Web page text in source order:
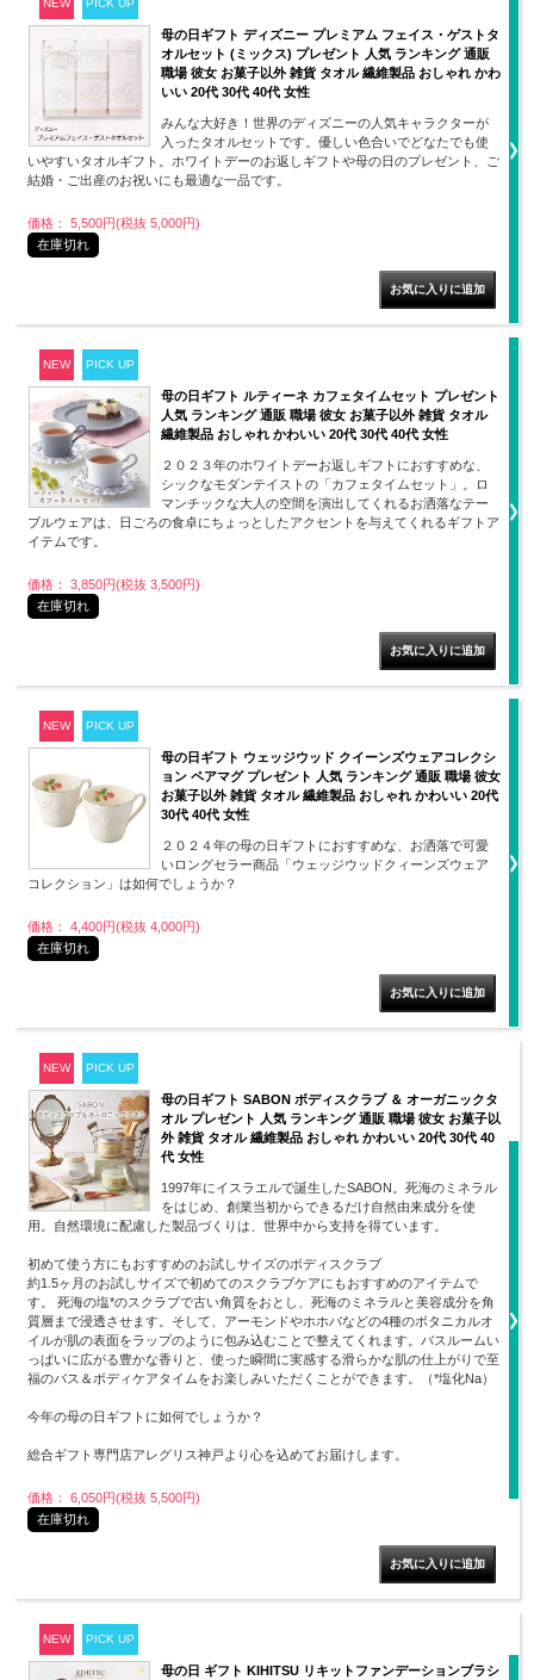
NEW PICK UP
母の日ギフト ディズニー プレミアム フェイス・ゲストタ
オルセット (ミックス) プレゼント 人気 ランキング 通販
職場 彼女 お菓子以外 雑貨 タオル 繊維製品 おしゃれ かわ
いい 20代 30代 40代 女性
みんな大好き！世界のディズニーの人気キャラクターが
入ったタオルセットです。優しい色合いでどなたでも使
いやすいタオルギフト。ホワイトデーのお返しギフトや母の日のプレゼント、ご
結婚・ご出産のお祝いにも最適な一品です。
価格： 5,500円(税抜 5,000円)
在庫切れ
NEW PICK UP
母の日ギフト ルティーネ カフェタイムセット プレゼント
人気 ランキング 通販 職場 彼女 お菓子以外 雑貨 タオル
繊維製品 おしゃれ かわいい 20代 30代 40代 女性
２０２３年のホワイトデーお返しギフトにおすすめな、
シックなモダンテイストの「カフェタイムセット」。ロ
マンチックな大人の空間を演出してくれるお洒落なテー
ブルウェアは、日ごろの食卓にちょっとしたアクセントを与えてくれるギフトア
イテムです。
価格： 3,850円(税抜 3,500円)
在庫切れ
NEW PICK UP
母の日ギフト ウェッジウッド クイーンズウェアコレクシ
ョン ペアマグ プレゼント 人気 ランキング 通販 職場 彼女
お菓子以外 雑貨 タオル 繊維製品 おしゃれ かわいい 20代
30代 40代 女性
２０２４年の母の日ギフトにおすすめな、お洒落で可愛
いロングセラー商品「ウェッジウッドクィーンズウェア
コレクション」は如何でしょうか？
価格： 4,400円(税抜 4,000円)
在庫切れ
NEW PICK UP
母の日ギフト SABON ボディスクラブ ＆ オーガニックタ
オル プレゼント 人気 ランキング 通販 職場 彼女 お菓子以
外 雑貨 タオル 繊維製品 おしゃれ かわいい 20代 30代 40
代 女性
1997年にイスラエルで誕生したSABON。死海のミネラル
をはじめ、創業当初からできるだけ自然由来成分を使
用。自然環境に配慮した製品づくりは、世界中から支持を得ています。
初めて使う方にもおすすめのお試しサイズのボディスクラブ
約1.5ヶ月のお試しサイズで初めてのスクラブケアにもおすすめのアイテムで
す。 死海の塩*のスクラブで古い角質をおとし、死海のミネラルと美容成分を角
質層まで浸透させます。そして、アーモンドやホホバなどの4種のボタニカルオ
イルが肌の表面をラップのように包み込むことで整えてくれます。バスルームい
っぱいに広がる豊かな香りと、使った瞬間に実感する滑らかな肌の仕上がりで至
福のバス＆ボディケアタイムをお楽しみいただくことができます。（*塩化Na）
今年の母の日ギフトに如何でしょうか？
総合ギフト専門店アレグリス神戸より心を込めてお届けします。
価格： 6,050円(税抜 5,500円)
在庫切れ
NEW PICK UP
母の日 ギフト KIHITSU リキットファンデーションブラシ